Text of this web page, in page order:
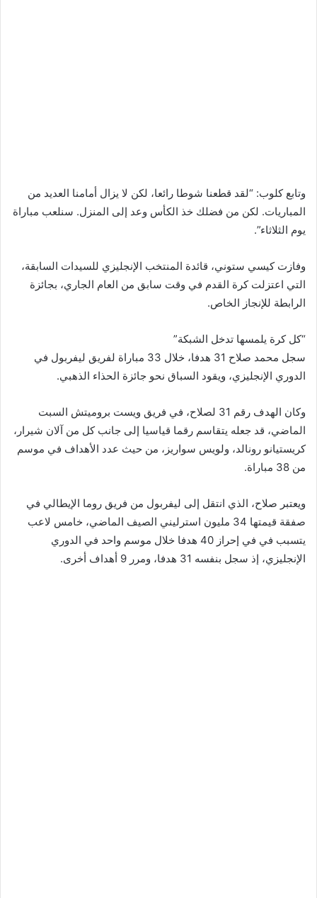
وتابع كلوب: “لقد قطعنا شوطا رائعا، لكن لا يزال أمامنا العديد من
المباريات. لكن من فضلك خذ الكأس وعد إلى المنزل. سنلعب مباراة
يوم الثلاثاء”.
وفازت كيسي ستوني، قائدة المنتخب الإنجليزي للسيدات السابقة،
التي اعتزلت كرة القدم في وقت سابق من العام الجاري، بجائزة
الرابطة للإنجاز الخاص.
“كل كرة يلمسها تدخل الشبكة”
سجل محمد صلاح 31 هدفا، خلال 33 مباراة لفريق ليفربول في
الدوري الإنجليزي، ويقود السباق نحو جائزة الحذاء الذهبي.
وكان الهدف رقم 31 لصلاح، في فريق ويست بروميتش السبت
الماضي، قد جعله يتقاسم رقما قياسيا إلى جانب كل من آلان شيرار،
كريستيانو رونالد، ولويس سواريز، من حيث عدد الأهداف في موسم
من 38 مباراة.
ويعتبر صلاح، الذي انتقل إلى ليفربول من فريق روما الإيطالي في
صفقة قيمتها 34 مليون استرليني الصيف الماضي، خامس لاعب
يتسبب في في إحراز 40 هدفا خلال موسم واحد في الدوري
الإنجليزي، إذ سجل بنفسه 31 هدفا، ومرر 9 أهداف أخرى.